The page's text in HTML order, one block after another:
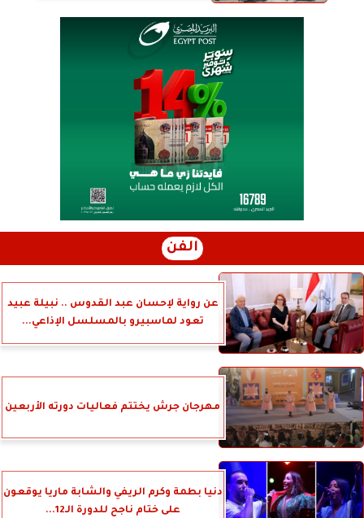
الفن
عن رواية لإحسان عبد القدوس .. نبيلة عبيد
تعود لماسبيرو بالمسلسل الإذاعي...
مهرجان جرش يختتم فعاليات دورته الأربعين
دنيا بطمة وكرم الريفي والشابة ماريا يوقعون
على ختام ناجح للدورة الـ12...